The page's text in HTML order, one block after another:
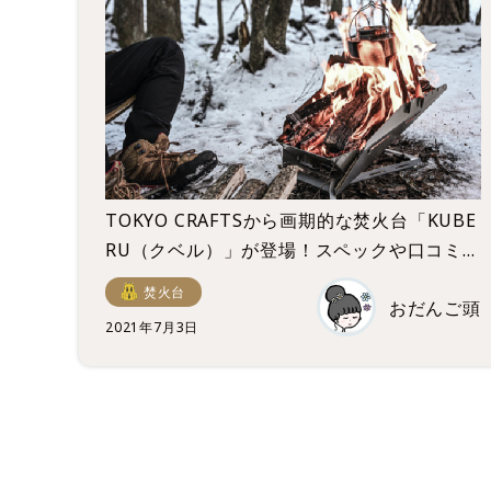
TOKYO CRAFTSから画期的な焚火台「KUBE
RU（クベル）」が登場！スペックや口コミ
を徹底調査！
焚火台
2021年7月3日
おだんご頭